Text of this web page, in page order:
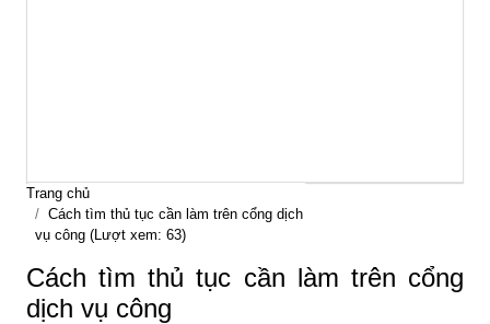
Trang chủ
Cách tìm thủ tục cần làm trên cổng dịch
vụ công (Lượt xem: 63)
Cách tìm thủ tục cần làm trên cổng
dịch vụ công